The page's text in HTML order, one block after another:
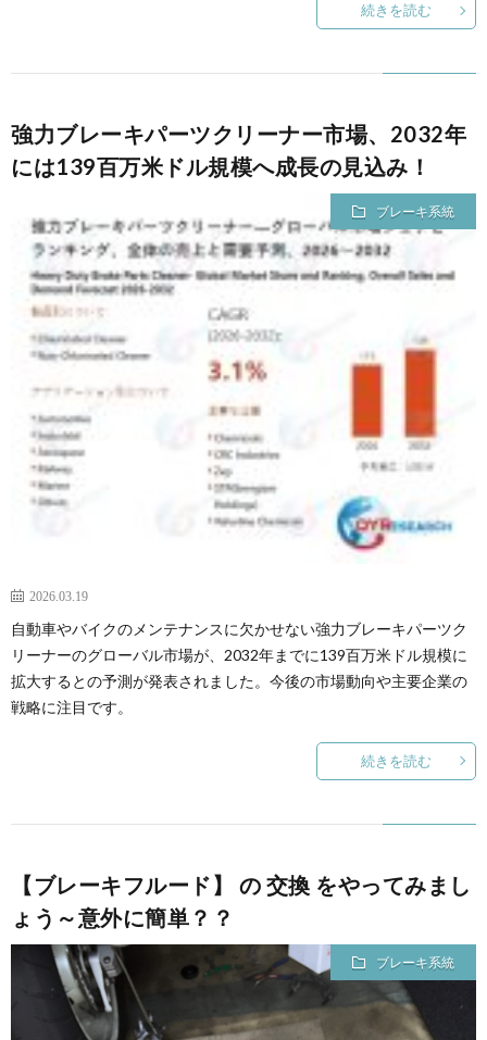
続きを読む
強力ブレーキパーツクリーナー市場、2032年
には139百万米ドル規模へ成長の見込み！
ブレーキ系統
2026.03.19
自動車やバイクのメンテナンスに欠かせない強力ブレーキパーツク
リーナーのグローバル市場が、2032年までに139百万米ドル規模に
拡大するとの予測が発表されました。今後の市場動向や主要企業の
戦略に注目です。
続きを読む
【ブレーキフルード】 の 交換 をやってみまし
ょう～意外に簡単？？
ブレーキ系統